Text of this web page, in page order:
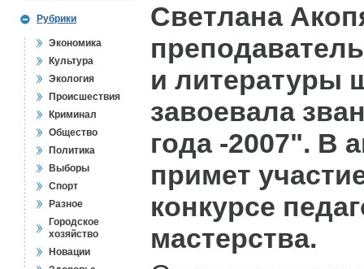
Рубрики
Экономика
Культура
Экология
Происшествия
Криминал
Общество
Политика
Выборы
Спорт
Разное
Городское
хозяйство
Новации
Светлана
и литературы
завоевала
года -2007". В
примет
конкурсе
мастерства.